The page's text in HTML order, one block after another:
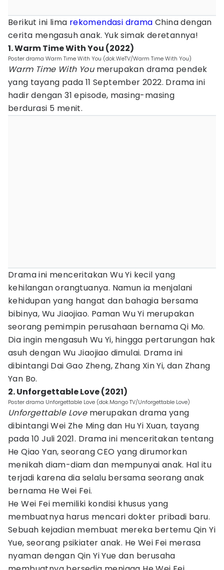
Berikut ini lima rekomendasi drama China dengan
cerita mengasuh anak. Yuk simak deretannya!
1. Warm Time With You (2022)
Poster drama Warm Time With You (dok.WeTV/Warm Time With You)
Warm Time With You merupakan drama pendek
yang tayang pada 11 September 2022. Drama ini
hadir dengan 31 episode, masing-masing
berdurasi 5 menit.
Drama ini menceritakan Wu Yi kecil yang
kehilangan orangtuanya. Namun ia menjalani
kehidupan yang hangat dan bahagia bersama
bibinya, Wu Jiaojiao. Paman Wu Yi merupakan
seorang pemimpin perusahaan bernama Qi Mo.
Dia ingin mengasuh Wu Yi, hingga pertarungan hak
asuh dengan Wu Jiaojiao dimulai. Drama ini
dibintangi Dai Gao Zheng, Zhang Xin Yi, dan Zhang
Yan Bo.
2. Unforgettable Love (2021)
Poster drama Unforgettable Love (dok.Mango TV/Unforgettable Love)
Unforgettable Love merupakan drama yang
dibintangi Wei Zhe Ming dan Hu Yi Xuan, tayang
pada 10 Juli 2021. Drama ini menceritakan tentang
He Qiao Yan, seorang CEO yang dirumorkan
menikah diam-diam dan mempunyai anak. Hal itu
terjadi karena dia selalu bersama seorang anak
bernama He Wei Fei.
He Wei Fei memiliki kondisi khusus yang
membuatnya harus mencari dokter pribadi baru.
Sebuah kejadian membuat mereka bertemu Qin Yi
Yue, seorang psikiater anak. He Wei Fei merasa
nyaman dengan Qin Yi Yue dan berusaha